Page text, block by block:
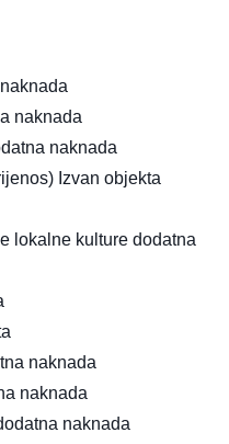
naknada
naknada
Izvan objekta
lokalne kulture dodatna
naknada
naknada
naknada